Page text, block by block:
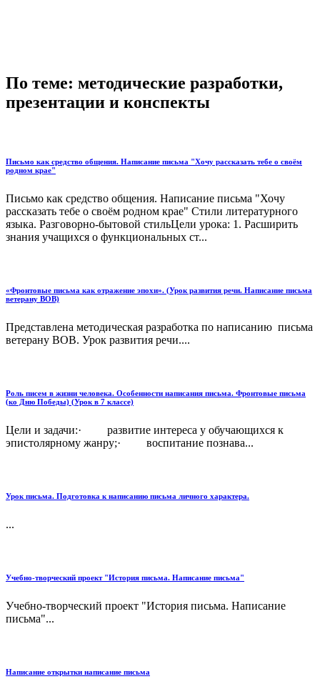
По теме: методические разработки,
презентации и конспекты
Письмо как средство общения. Написание письма "Хочу рассказать тебе о своём
родном крае"
Письмо как средство общения. Написание письма "Хочу
рассказать тебе о своём родном крае" Стили литературного
языка. Разговорно-бытовой стильЦели урока: 1. Расширить
знания учащихся о функциональных ст...
«Фронтовые письма как отражение эпохи». (Урок развития речи. Написание письма
ветерану ВОВ)
Представлена методическая разработка по написанию письма
ветерану ВОВ. Урок развития речи....
Роль писем в жизни человека. Особенности написания письма. Фронтовые письма
(ко Дню Победы) (Урок в 7 классе)
Цели и задачи:· развитие интереса у обучающихся к
эпистолярному жанру;· воспитание познава...
Урок письма. Подготовка к написанию письма личного характера.
...
Учебно-творческий проект "История письма. Написание письма"
Учебно-творческий проект "История письма. Написание
письма"...
Написание открытки написание письма